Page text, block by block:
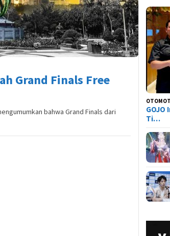
Grand Finals Free
bahwa Grand Finals dari
GOJO
Ti…